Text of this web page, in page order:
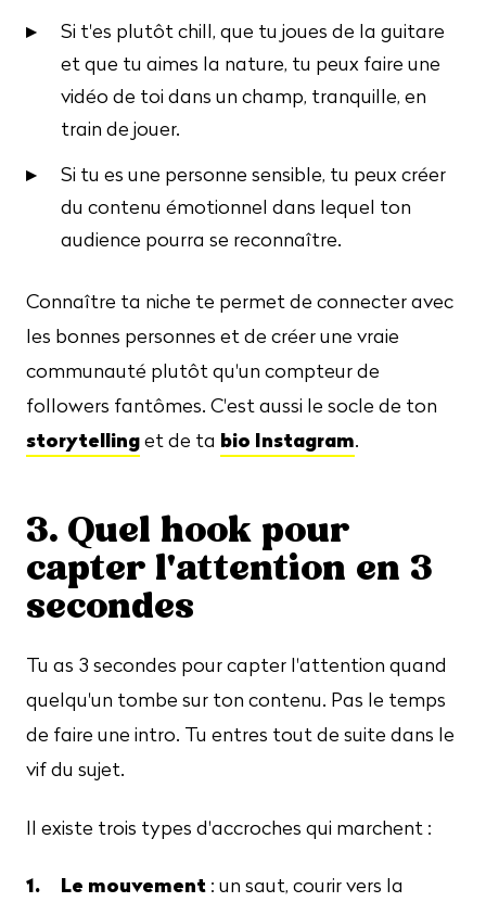
Si t'es plutôt chill, que tu joues de la guitare
et que tu aimes la nature, tu peux faire une
vidéo de toi dans un champ, tranquille, en
train de jouer.
Si tu es une personne sensible, tu peux créer
du contenu émotionnel dans lequel ton
audience pourra se reconnaître.
Connaître ta niche te permet de connecter avec
les bonnes personnes et de créer une vraie
communauté plutôt qu'un compteur de
followers fantômes. C'est aussi le socle de ton
storytellinget de ta bio Instagram.
3. Quel hook pour
capter l'attention en 3
secondes
Tu as 3 secondes pour capter l'attention quand
quelqu'un tombe sur ton contenu. Pas le temps
de faire une intro. Tu entres tout de suite dans le
vif du sujet.
Il existe trois types d'accroches qui marchent :
Le mouvement : un saut, courir vers la